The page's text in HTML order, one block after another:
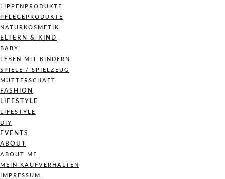
LIPPENPRODUKTE
PFLEGEPRODUKTE
NATURKOSMETIK
ELTERN & KIND
BABY
LEBEN MIT KINDERN
SPIELE / SPIELZEUG
MUTTERSCHAFT
FASHION
LIFESTYLE
LIFESTYLE
DIY
EVENTS
ABOUT
ABOUT ME
MEIN KAUFVERHALTEN
IMPRESSUM